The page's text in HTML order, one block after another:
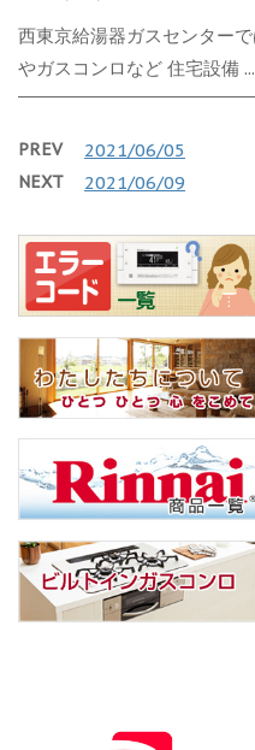
西東京給湯器ガスセンター
やガスコンロなど 住宅設備 ...
PREV 2021/06/05
NEXT 2021/06/09